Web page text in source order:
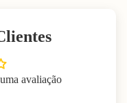
avaliação